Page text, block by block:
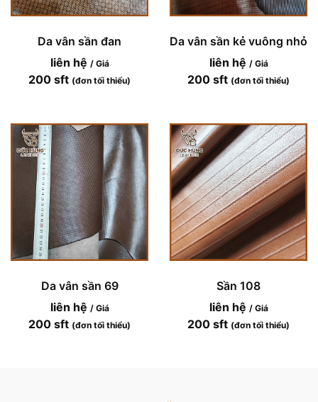
Da vân sần đan
liên hệ / Giá
200 sft (đơn tối thiểu)
Da vân sần kẻ vuông nhỏ
liên hệ / Giá
200 sft (đơn tối thiểu)
Da vân sần 69
liên hệ / Giá
200 sft (đơn tối thiểu)
Sần 108
liên hệ / Giá
200 sft (đơn tối thiểu)